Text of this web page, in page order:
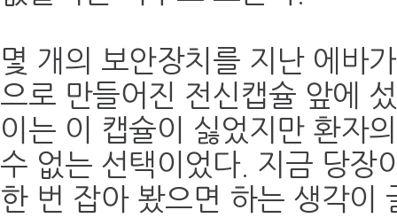
몇 개의 보안장치를 지난 에바
으로 만들어진 전신캡슐 앞에
이는 이 캡슐이 싫었지만 환자
수 없는 선택이었다. 지금 당장
한 번 잡아 봤으면 하는 생각이